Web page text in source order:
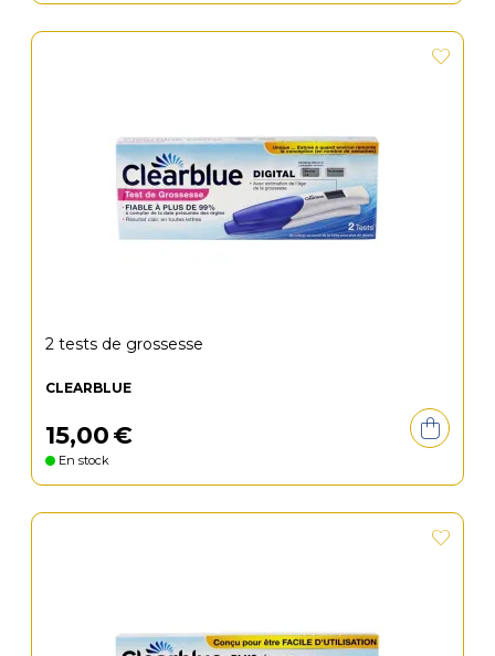
2 tests de grossesse
CLEARBLUE
15,00€
En stock